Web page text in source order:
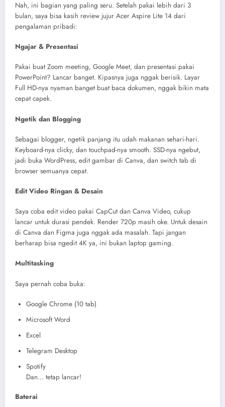
Nah, ini bagian yang paling seru. Setelah pakai lebih dari 3
bulan, saya bisa kasih review jujur Acer Aspire Lite 14 dari
pengalaman pribadi:
Ngajar & Presentasi
Pakai buat Zoom meeting, Google Meet, dan presentasi pakai
PowerPoint? Lancar banget. Kipasnya juga nggak berisik. Layar
Full HD-nya nyaman banget buat baca dokumen, nggak bikin mata
cepat capek.
Ngetik dan Blogging
Sebagai blogger, ngetik panjang itu udah makanan sehari-hari.
Keyboard-nya clicky, dan touchpad-nya smooth. SSD-nya ngebut,
jadi buka WordPress, edit gambar di Canva, dan switch tab di
browser semuanya cepat.
Edit Video Ringan & Desain
Saya coba edit video pakai CapCut dan Canva Video, cukup
lancar untuk durasi pendek. Render 720p masih oke. Untuk desain
di Canva dan Figma juga nggak ada masalah. Tapi jangan
berharap bisa ngedit 4K ya, ini bukan laptop gaming.
Multitasking
Saya pernah coba buka:
Google Chrome (10 tab)
Microsoft Word
Excel
Telegram Desktop
Spotify
Dan… tetap lancar!
Baterai